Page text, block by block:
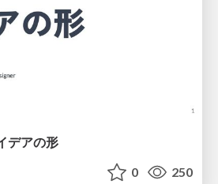
デアの形
0 250